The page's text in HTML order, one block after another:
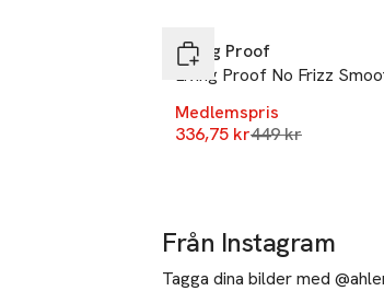
Living Proof
Living Proof No Frizz
Medlemspris
336,75 krLägsta pris 30
449 kr
Från Instagram
Tagga dina bilder med